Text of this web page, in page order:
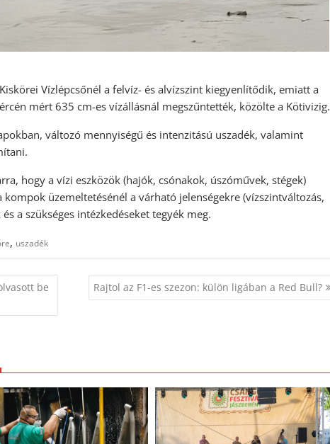
Vízlépcsőnél a felvíz- és alvízszint kiegyenlítődik, emiatt a
mért 635 cm-es vízállásnál megszűntették, közölte a Kötivizig.
változó mennyiségű és intenzitású uszadék, valamint
hogy a vízi eszközök (hajók, csónakok, úszóművek, stégek)
üzemeltetésénél a várható jelenségekre (vízszintváltozás,
a szükséges intézkedéseket tegyék meg.
, uszadék
be
Rajtol az F1-es szezon: külön ligában a Red Bull?